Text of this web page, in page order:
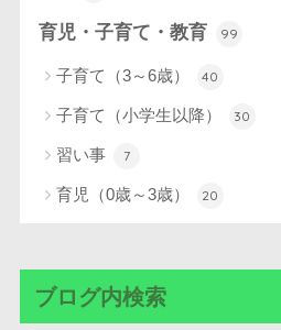
育児・子育て・教育 99
子育て（3～6歳） 40
子育て（小学生以降） 30
習い事 7
育児（0歳～3歳） 20
ブログ内検索